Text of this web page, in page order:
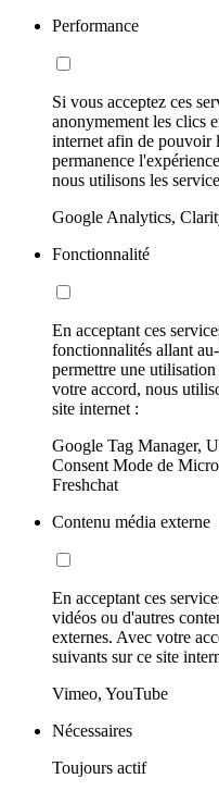
Performance
Si vous acceptez ces
anonymement les clics
internet afin de pouvoir
permanence
nous utilisons les
Google Analytics,
Fonctionnalité
En acceptant ces
fonctionnalités allant
permettre une
votre accord, nous
site internet :
Google Tag Manager,
Consent Mode de
Freshchat
Contenu média externe
En acceptant ces
vidéos ou d'autres
externes. Avec votre
suivants sur ce site
Vimeo, YouTube
Nécessaires
Toujours actif